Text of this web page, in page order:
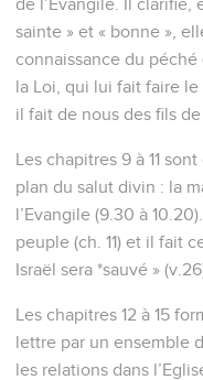
de l’Evangile. Il clarifie,
sainte » et « bonne »,
connaissance du péché
la Loi, qui lui fait faire le
il fait de nous des fils
Les chapitres 9 à 11
plan du salut divin : la
l’Evangile (9.30 à
peuple (ch. 11) et il fait
Israël sera *sauvé »
Les chapitres 12 à 15
lettre par un ensemble
les relations dans